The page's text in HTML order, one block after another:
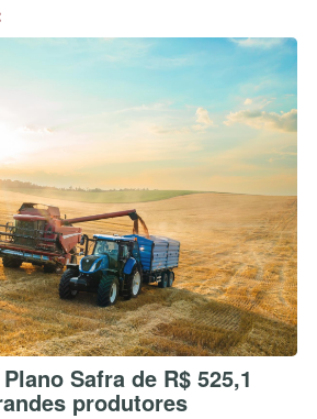
Safra de R$ 525,1
produtores